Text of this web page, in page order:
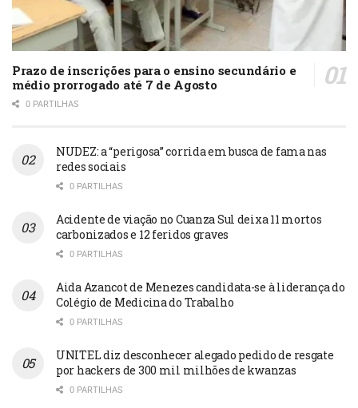
Prazo de inscrições para o ensino secundário e
médio prorrogado até 7 de Agosto
0 PARTILHAS
NUDEZ: a “perigosa” corrida em busca de fama nas
redes sociais
0 PARTILHAS
Acidente de viação no Cuanza Sul deixa 11 mortos
carbonizados e 12 feridos graves
0 PARTILHAS
Aida Azancot de Menezes candidata-se à liderança do
Colégio de Medicina do Trabalho
0 PARTILHAS
UNITEL diz desconhecer alegado pedido de resgate
por hackers de 300 mil milhões de kwanzas
0 PARTILHAS